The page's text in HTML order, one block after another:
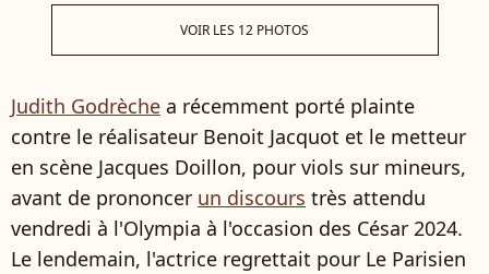
VOIR LES 12 PHOTOS
Judith Godrèche a récemment porté plainte
contre le réalisateur Benoit Jacquot et le metteur
en scène Jacques Doillon, pour viols sur mineurs,
avant de prononcer un discours très attendu
vendredi à l'Olympia à l'occasion des César 2024.
Le lendemain, l'actrice regrettait pour Le Parisien